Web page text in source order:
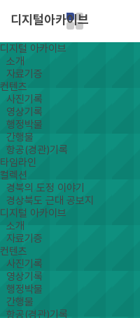
디지털아카이브
디지털 아카이브
소개
자료기증
컨텐츠
사진기록
영상기록
행정박물
간행물
항공(경관)기록
타임라인
컬렉션
경북의 도정 이야기
경상북도 근대 공보지
디지털 아카이브
소개
자료기증
컨텐츠
사진기록
영상기록
행정박물
간행물
항공(경관)기록